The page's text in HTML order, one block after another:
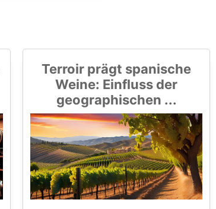
Terroir prägt spanische
Weine: Einfluss der
geographischen ...